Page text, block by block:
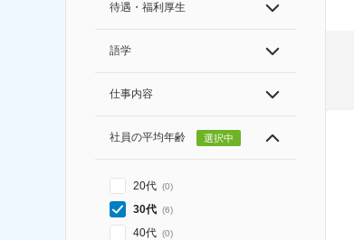
待遇・福利厚生
語学
仕事内容
社員の平均年齢 選択中
20代 (0)
30代 (6)
40代 (0)